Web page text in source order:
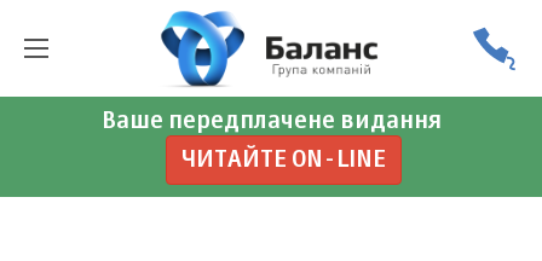
Ваше передплачене видання
ЧИТАЙТЕ ON-LINE